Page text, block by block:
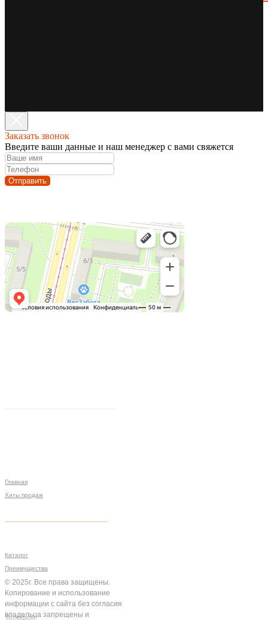
Телефон:
Главная
Хиты продаж
Мы на связи
Каталог
Преимущества
© 2025г. Все права защищены.
Копирование и использование
информации с сайта без согласия
владельца запрещены и
Заказать звонок
Введите ваши данные и наш менеджер с вами свяжется
Отправить